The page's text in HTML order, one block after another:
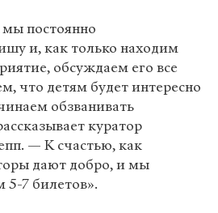
постоянно
и, как только находим
обсуждаем его все
что детям будет интересно
обзванивать
куратор
— К счастью, как
дают добро, и мы
7 билетов».